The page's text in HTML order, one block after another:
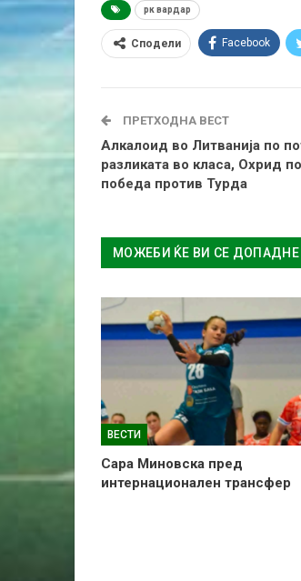
рк вардар
Сподели Facebook
ПРЕТХОДНА ВЕСТ
Алкалоид во Литванија по
разликата во класа, Охрид
победа против Турда
МОЖЕБИ ЌЕ ВИ СЕ ДОПАДНЕ
ВЕСТИ
Сара Миновска пред
интернационален трансфер